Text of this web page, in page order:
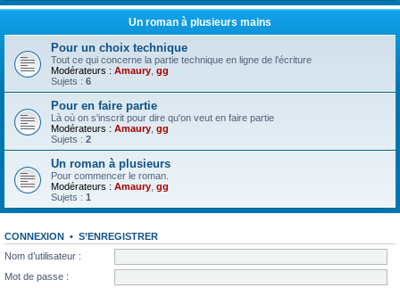
Un roman à plusieurs mains
Pour un choix technique
Tout ce qui concerne la partie technique en ligne de l'écriture
Modérateurs : Amaury gg
Sujets : 6
Pour en faire partie
Là où on s'inscrit pour dire qu'on veut en faire partie
Modérateurs : Amaury gg
Sujets : 2
Un roman à plusieurs
Pour commencer le roman.
Modérateurs : Amaury gg
Sujets : 1
CONNEXION • S’ENREGISTRER
Nom d’utilisateur :
Mot de passe :